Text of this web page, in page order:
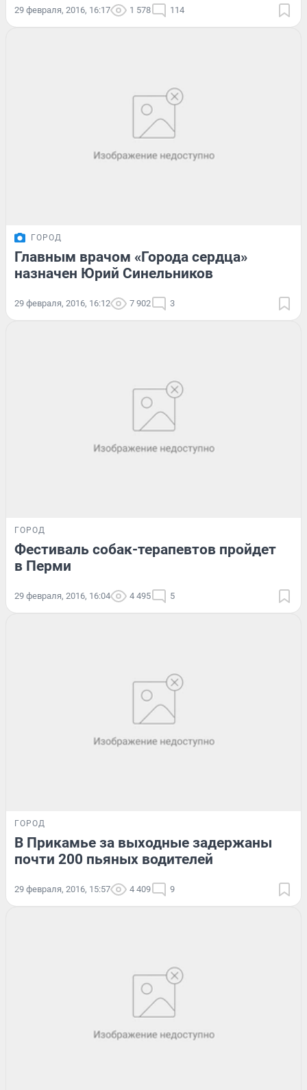
29 февраля, 2016, 16:17 1 578 114
ГОРОД
Главным врачом «Города сердца»
назначен Юрий Синельников
29 февраля, 2016, 16:12 7 902 3
ГОРОД
Фестиваль собак-терапевтов пройдет
в Перми
29 февраля, 2016, 16:04 4 495 5
ГОРОД
В Прикамье за выходные задержаны
почти 200 пьяных водителей
29 февраля, 2016, 15:57 4 409 9